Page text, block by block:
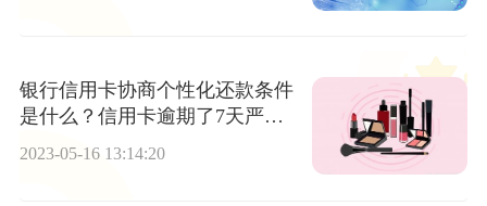
银行信用卡协商个性化还款条件
是什么？信用卡逾期了7天严重
吗？-快看点
2023-05-16 13:14:20